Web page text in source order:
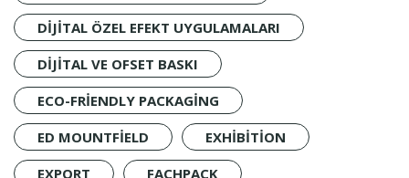
DIJITAL ÖZEL EFEKT UYGULAMALARI
DIJITAL VE OFSET BASKI
ECO-FRIENDLY PACKAGING
ED MOUNTFIELD
EXHIBITION
EXPORT
FACHPACK